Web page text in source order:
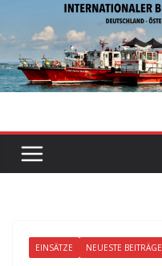
Inhalt
springen
EINSÄTZE NEUESTE BEITRÄGE